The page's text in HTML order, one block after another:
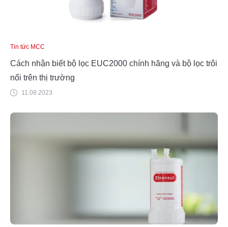
Tin tức MCC
Cách nhận biết bộ lọc EUC2000 chính hãng và bộ lọc trôi
nổi trên thị trường
11.08.2023